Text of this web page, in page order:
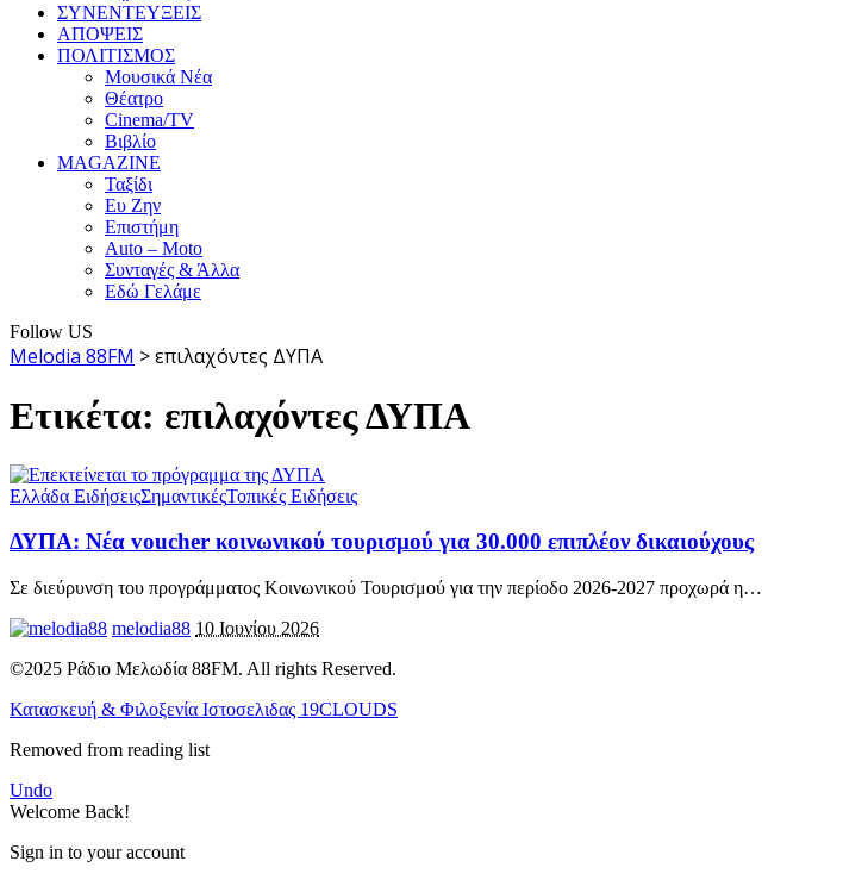
ΣΥΝΕΝΤΕΥΞΕΙΣ
ΑΠΟΨΕΙΣ
ΠΟΛΙΤΙΣΜΟΣ
Μουσικά Νέα
Θέατρο
Cinema/TV
Βιβλίο
MAGAZINE
Ταξίδι
Ευ Ζην
Επιστήμη
Auto – Moto
Συνταγές & Άλλα
Εδώ Γελάμε
Follow US
Melodia 88FM >επιλαχόντες ΔΥΠΑ
Ετικέτα: επιλαχόντες ΔΥΠΑ
Ελλάδα ΕιδήσειςΣημαντικέςΤοπικές Ειδήσεις
ΔΥΠΑ: Νέα voucher κοινωνικού τουρισμού για 30.000 επιπλέον δικαιούχους
Σε διεύρυνση του προγράμματος Κοινωνικού Τουρισμού για την περίοδο 2026-2027 προχωρά η…
melodia88 10 Ιουνίου 2026
©2025 Ράδιο Μελωδία 88FM. All rights Reserved.
Κατασκευή & Φιλοξενία Ιστοσελιδας 19CLOUDS
Removed from reading list
Undo
Welcome Back!
Sign in to your account